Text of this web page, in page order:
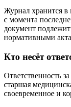
Журнал хранится в
с момента
документ
нормативными
Кто несёт
Ответственность
старшая
своевременное и